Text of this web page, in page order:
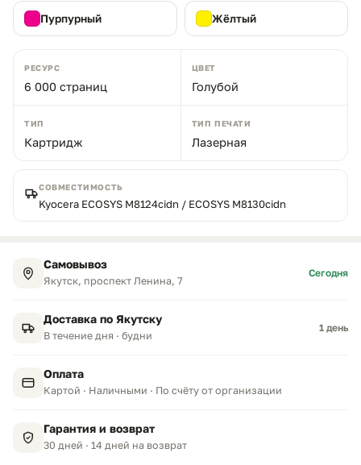
Пурпурный Жёлтый
РЕСУРС
6 000 страниц
ЦВЕТ
Голубой
ТИП
Картридж
ТИП ПЕЧАТИ
Лазерная
СОВМЕСТИМОСТЬ
Kyocera ECOSYS M8124cidn / ECOSYS M8130cidn
Самовывоз
Якутск, проспект Ленина, 7
Сегодня
Доставка по Якутску
В течение дня · будни
1 день
Оплата
Картой · Наличными · По счёту от организации
Гарантия и возврат
30 дней · 14 дней на возврат